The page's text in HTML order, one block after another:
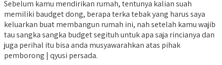
Sebelum kamu mendirikan rumah, tentunya kalian suah
memiliki baudget dong, berapa terka tebak yang harus saya
keluarkan buat membangun rumah ini, nah setelah kamu wajib
tau sangka sangka budget segituh untuk apa saja rincianya dan
juga perihal itu bisa anda musyawarahkan atas pihak
pemborong | qyusi persada.